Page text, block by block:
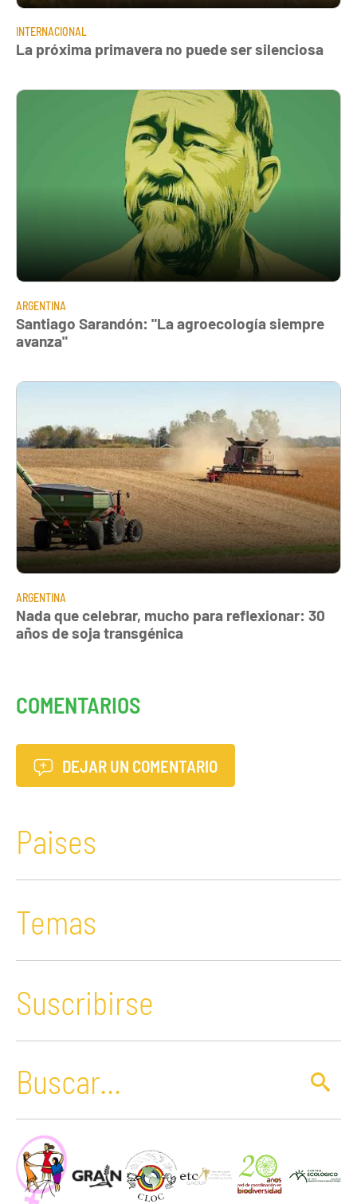
INTERNACIONAL
La próxima primavera no puede ser silenciosa
ARGENTINA
Santiago Sarandón: "La agroecología siempre
avanza"
ARGENTINA
Nada que celebrar, mucho para reflexionar: 30
años de soja transgénica
COMENTARIOS
DEJAR UN COMENTARIO
Paises
Temas
Suscribirse